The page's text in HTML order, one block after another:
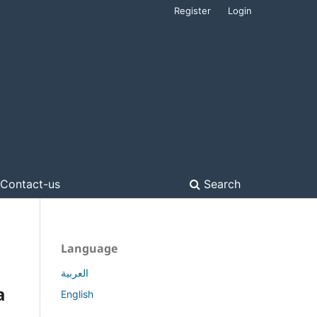
Contact-us Search
Register Login
Language
العربية
English